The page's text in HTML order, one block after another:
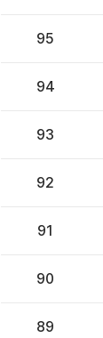
95
94
93
92
91
90
89